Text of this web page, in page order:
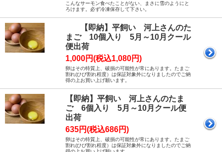
こんなサーモン食べたことがない、まさに雪のようにと
ろけます。必ず冷凍保存して下さい。
【即納】平飼い 河上さんのた
まご 10個入り 5月～10月クール
便出荷
1,000円(税込1,080円)
卵はその特質上、破損の可能性が常にあります。たまご
割れ(ひび割れ程度）は保証対象外になりましたのでご納
得の上お買い上げ願います。
【即納】平飼い 河上さんのたま
ご 6個入り 5月～10月クール便
出荷
635円(税込686円)
卵はその特質上、破損の可能性が常にあります。たまご
割れ(ひび割れ程度）は保証対象外になりましたのでご納